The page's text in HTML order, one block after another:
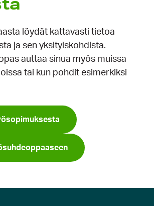
löydät kattavasti tietoa
ja sen yksityiskohdista.
auttaa sinua myös muissa
tai kun pohdit esimerkiksi